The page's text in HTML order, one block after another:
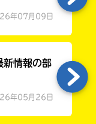
年07月09日
情報の部
年05月26日